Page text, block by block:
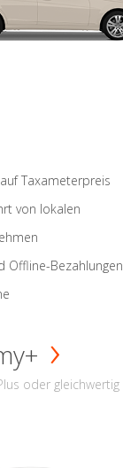
Taxameterpreis
von lokalen
Offline-Bezahlungen
oder gleichwertig